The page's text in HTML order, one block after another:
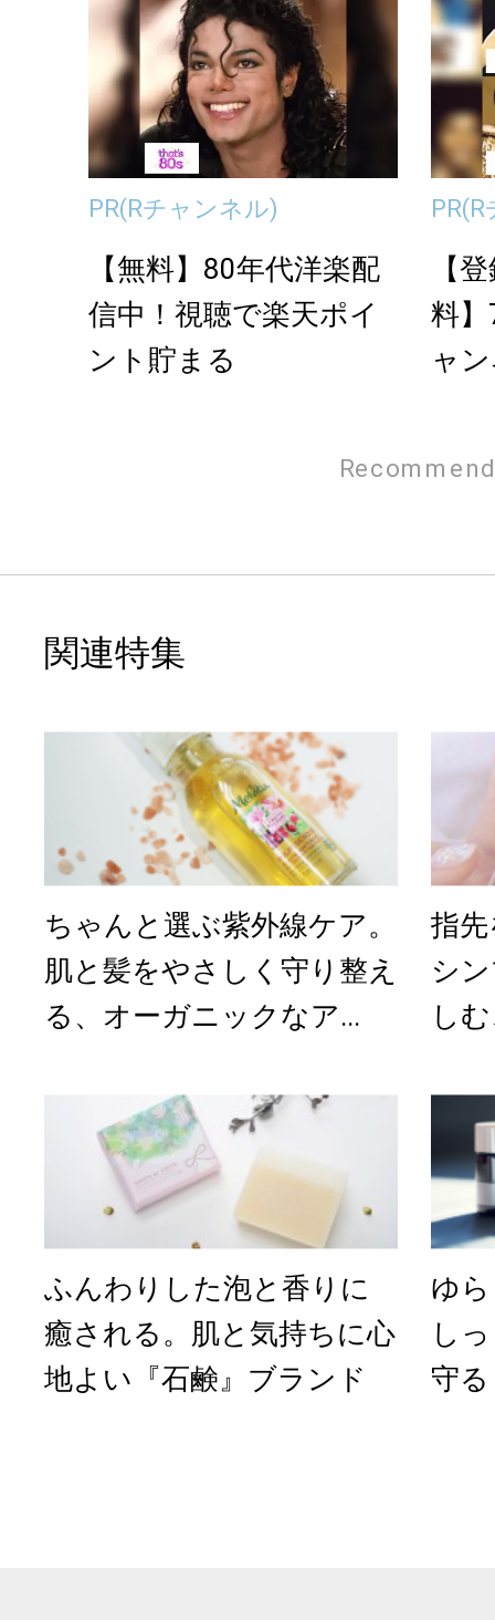
PR(Rチャンネル)
【無料】80年代洋楽配
信中！視聴で楽天ポイ
ント貯まる
PR(R
【
料
ャ
関連特集
ちゃんと選ぶ紫外線ケア。
肌と髪をやさしく守り整え
る、オーガニックなア...
指
シ
し
ふんわりした泡と香りに
癒される。肌と気持ちに心
地よい『石鹸』ブランド
ゆ
し
守